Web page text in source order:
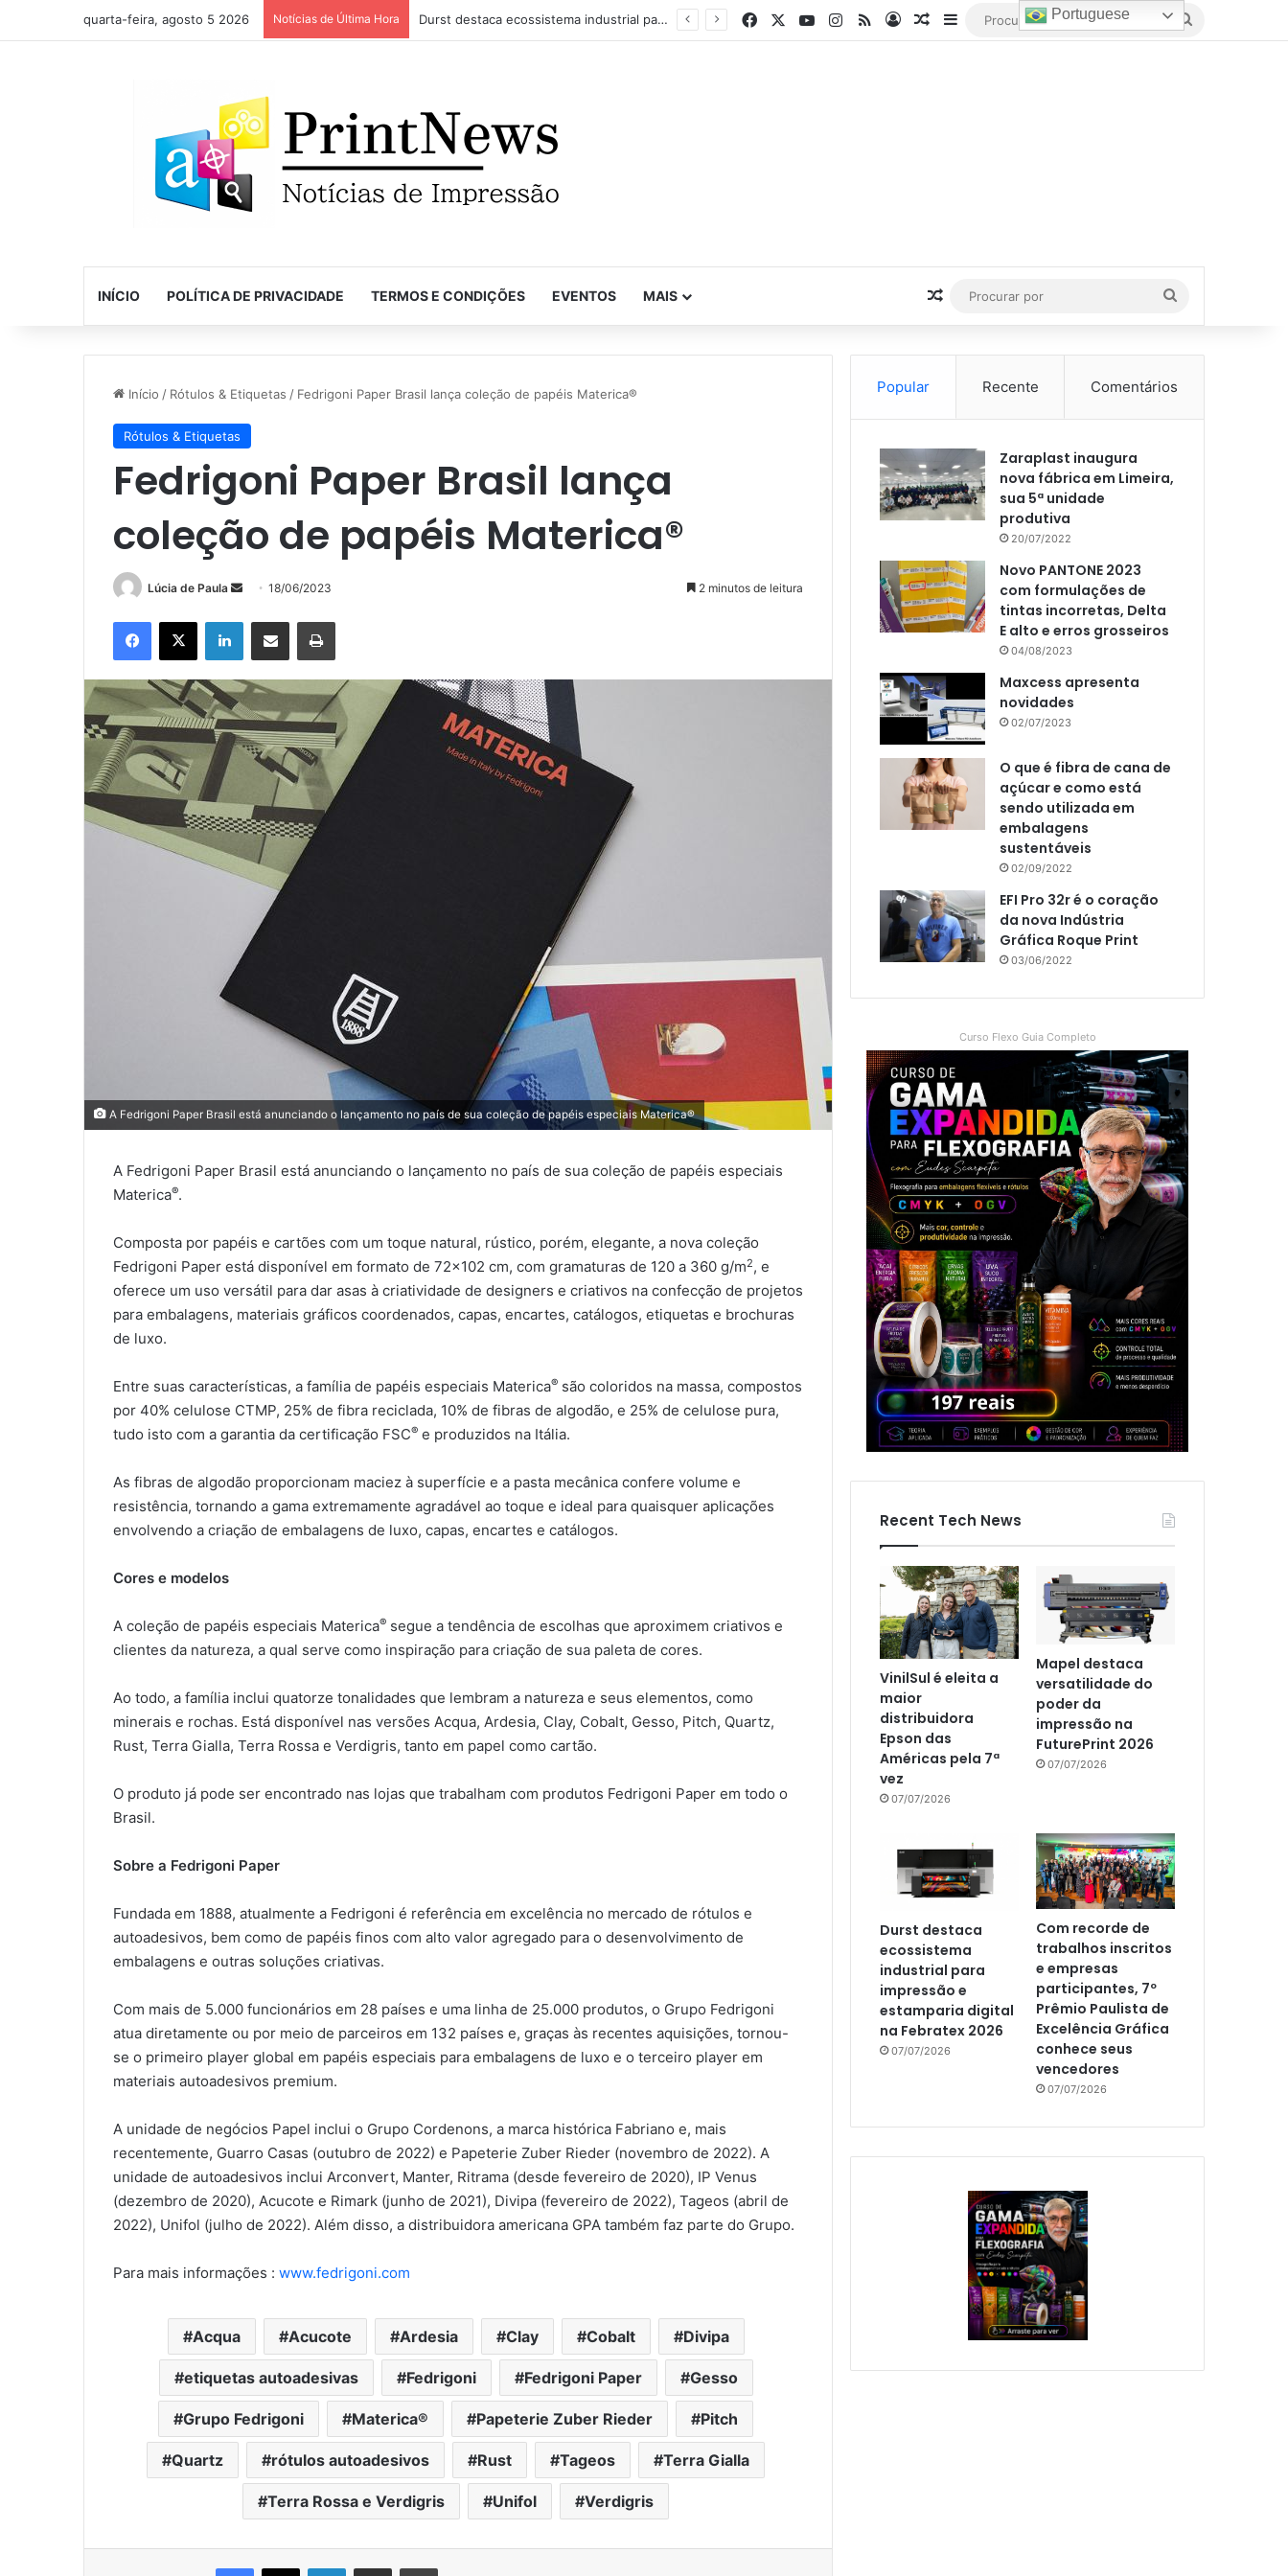
quarta-feira, agosto 5 2026 Notícias de Última Hora Com recorde de trabalhos inscritos e empresas participantes, 7º Prêmio Paulista de Excelência Gráfica conhece seus vencedores FacebookYouTubeInstagram
RSSEntrarArtigo aleatório
Barra Lateral
INÍCIO POLÍTICA DE PRIVACIDADE TERMOS E CONDIÇÕES EVENTOS MAIS Artigo aleatório
por
Início / Rótulos & Etiquetas / Fedrigoni Paper Brasil lança coleção de papéis Materica®
Rótulos & Etiquetas
Fedrigoni Paper Brasil lança
coleção de papéis Materica®
Lúcia de Paula
Mande
mail
18/06/2023 2 minutos de leitura
Facebook
X LinkedinCompartilhar via e-mail Imprimir
A Fedrigoni Paper Brasil está anunciando o lançamento no país de sua coleção de papéis especiais Materica®
A Fedrigoni Paper Brasil está anunciando o lançamento no país de sua coleção de papéis especiais
Materica®.
Composta por papéis e cartões com um toque natural, rústico, porém, elegante, a nova coleção
Fedrigoni Paper está disponível em formato de 72×102 cm, com gramaturas de 120 a 360 g/m2, e
oferece um uso versátil para dar asas à criatividade de designers e criativos na confecção de projetos
para embalagens, materiais gráficos coordenados, capas, encartes, catálogos, etiquetas e brochuras
de luxo.
Entre suas características, a família de papéis especiais Materica® são coloridos na massa, compostos
por 40% celulose CTMP, 25% de fibra reciclada, 10% de fibras de algodão, e 25% de celulose pura,
tudo isto com a garantia da certificação FSC® e produzidos na Itália.
As fibras de algodão proporcionam maciez à superfície e a pasta mecânica confere volume e
resistência, tornando a gama extremamente agradável ao toque e ideal para quaisquer aplicações
envolvendo a criação de embalagens de luxo, capas, encartes e catálogos.
Cores e modelos
A coleção de papéis especiais Materica® segue a tendência de escolhas que aproximem criativos e
clientes da natureza, a qual serve como inspiração para criação de sua paleta de cores.
Ao todo, a família inclui quatorze tonalidades que lembram a natureza e seus elementos, como
minerais e rochas. Está disponível nas versões Acqua, Ardesia, Clay, Cobalt, Gesso, Pitch, Quartz,
Rust, Terra Gialla, Terra Rossa e Verdigris, tanto em papel como cartão.
O produto já pode ser encontrado nas lojas que trabalham com produtos Fedrigoni Paper em todo o
Brasil.
Sobre a Fedrigoni Paper
Fundada em 1888, atualmente a Fedrigoni é referência em excelência no mercado de rótulos e
autoadesivos, bem como de papéis finos com alto valor agregado para o desenvolvimento de
embalagens e outras soluções criativas.
Com mais de 5.000 funcionários em 28 países e uma linha de 25.000 produtos, o Grupo Fedrigoni
atua diretamente ou por meio de parceiros em 132 países e, graças às recentes aquisições, tornou-
se o primeiro player global em papéis especiais para embalagens de luxo e o terceiro player em
materiais autoadesivos premium.
A unidade de negócios Papel inclui o Grupo Cordenons, a marca histórica Fabriano e, mais
recentemente, Guarro Casas (outubro de 2022) e Papeterie Zuber Rieder (novembro de 2022). A
unidade de autoadesivos inclui Arconvert, Manter, Ritrama (desde fevereiro de 2020), IP Venus
(dezembro de 2020), Acucote e Rimark (junho de 2021), Divipa (fevereiro de 2022), Tageos (abril de
2022), Unifol (julho de 2022). Além disso, a distribuidora americana GPA também faz parte do Grupo.
Para mais informações : www.fedrigoni.com
Acqua Acucote Ardesia Clay Cobalt Divipa
etiquetas autoadesivas Fedrigoni Fedrigoni Paper Gesso
Grupo Fedrigoni Materica® Papeterie Zuber Rieder Pitch
Quartz rótulos autoadesivos Rust Tageos Terra Gialla
Terra Rossa e Verdigris Unifol Verdigris
Facebook
X LinkedinCompartilhar via e-mail Imprimir
Flexo & Labels + Flexo & Pack lança
app para otimizar a experiência de
visitação ao evento
embalagens
Interpack 2026: EyeC encerra
participação bem-sucedida em
Düsseldorf
Miraclon apresentará as premiadas
chapas FLEXCEL Prime e a solução
FLEXCEL NX Ultra na Flexo & Labels
Expo 2026
Popular Recente Comentários
Zaraplast inaugura
nova fábrica em Limeira,
sua 5ª unidade
produtiva
20/07/2022
Novo PANTONE 2023
com formulações de
tintas incorretas, Delta
E alto e erros grosseiros
04/08/2023
Maxcess apresenta
novidades
02/07/2023
O que é fibra de cana de
açúcar e como está
sendo utilizada em
embalagens
sustentáveis
02/09/2022
EFI Pro 32r é o coração
da nova Indústria
Gráfica Roque Print
03/06/2022
Curso Flexo Guia Completo
Recent Tech News
VinilSul é eleita a
maior
distribuidora
Epson das
Américas pela 7ª
vez
07/07/2026
Mapel destaca
versatilidade do
poder da
impressão na
FuturePrint 2026
07/07/2026
Durst destaca
ecossistema
industrial para
impressão e
estamparia digital
na Febratex 2026
07/07/2026
Com recorde de
trabalhos inscritos
e empresas
participantes, 7º
Prêmio Paulista de
Excelência Gráfica
conhece seus
vencedores
07/07/2026
Portuguese